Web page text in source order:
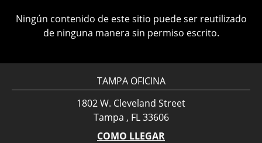
Ningún contenido de este sitio puede ser reutilizado
de ninguna manera sin permiso escrito.
TAMPA OFICINA
1802 W. Cleveland Street
Tampa , FL 33606
COMO LLEGAR